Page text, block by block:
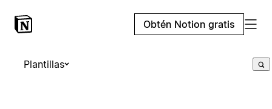
Obtén Notion gratis
Plantillas